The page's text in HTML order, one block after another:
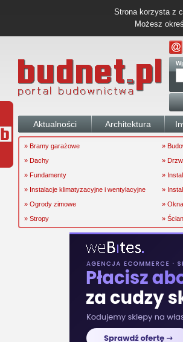
Strona korzysta z
Możesz
Aktualności Architektura
» Bramy garażowe
»
» Dachy
»
» Fundamenty
»
» Instalacje klimatyzacyjne i wentylacyjne
»
» Ogrody zimowe
» Okna
» Stropy
»